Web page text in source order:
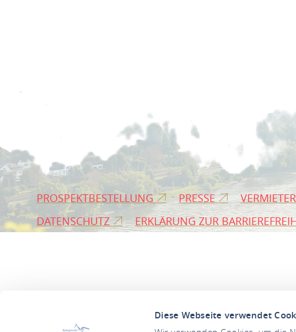
Diese Webseite verwendet
PROSPEKTBESTELLUNG PRESSE
DATENSCHUTZ
ERKLÄRUNG ZUR